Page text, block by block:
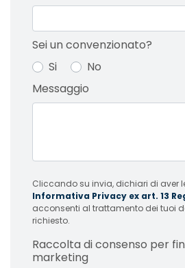
Sei un convenzionato?
Si
No
Messaggio
Cliccando su invia, dichiari di aver
Informativa Privacy ex art. 13
acconsenti al trattamento dei tuoi
richiesto.
Raccolta di consenso per
marketing